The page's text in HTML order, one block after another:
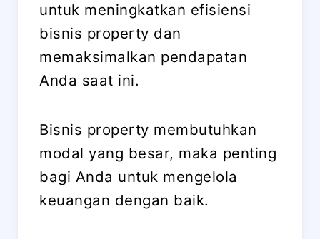
untuk meningkatkan efisiensi
bisnis property dan
memaksimalkan pendapatan
Anda saat ini.
Bisnis property membutuhkan
modal yang besar, maka penting
bagi Anda untuk mengelola
keuangan dengan baik.